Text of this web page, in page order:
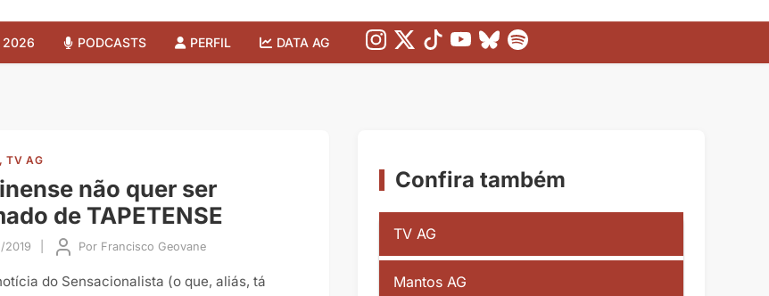
2026 PODCASTS PERFIL DATA AG
TV AG
não quer ser
de TAPETENSE
2019 Por Francisco Geovane
do Sensacionalista (o que, aliás, tá
Confira também
TV AG
Mantos AG